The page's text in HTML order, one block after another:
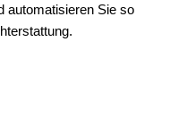
automatisieren Sie so